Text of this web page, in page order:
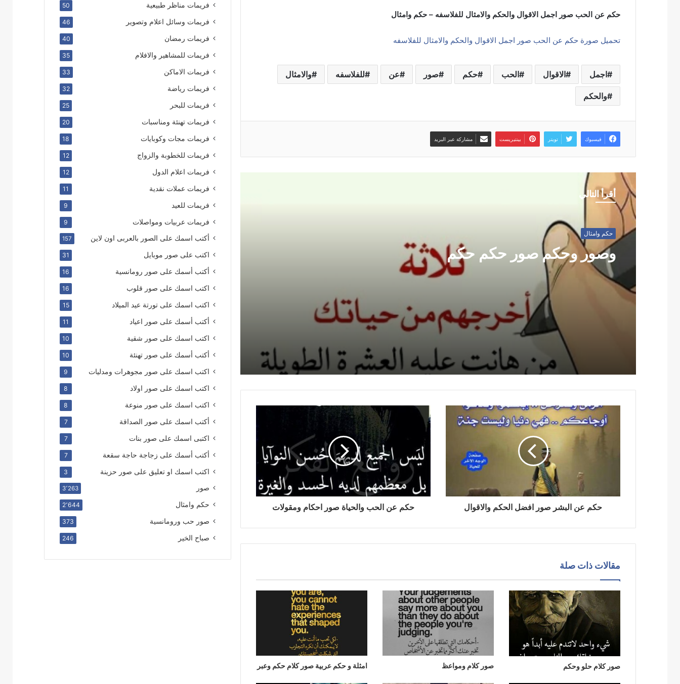
حكم عن الحب صور اجمل الاقوال والحكم والامثال للفلاسفه – حكم وامثال
تحميل صورة حكم عن الحب صور اجمل الاقوال والحكم والامثال للفلاسفه
اجمل الاقوال الحب حكم صور عن للفلاسفه والامثال
والحكم
فيسبوك تويتر بينتيريست مشاركة عبر البريد
أقرأ التالي
حكم وامثال
وصور وحكم صور حكم حكم
موقع حكم وامثال وكلام جميل صور حكم
وامتال
حكم عن البشر صور افضل الحكم والاقوال حكم عن الحب والحياة صور احكام ومقولات
مقالات ذات صلة
صور كلام حلو وحكم صور كلام ومواعظ امثلة و حكم عربية صور كلام حكم وعبر
فريمات مناظر طبيعية 50
فريمات وسائل اعلام وتصوير 46
فريمات رمضان 40
فريمات للمشاهير والافلام 35
فريمات الاماكن 33
فريمات رياضة 32
فريمات للبحر 25
فريمات تهنئة ومناسبات 20
فريمات مجات وكوبايات 18
فريمات للخطوبة والزواج 12
فريمات اعلام الدول 12
فريمات عملات نقدية 11
فريمات للعيد 9
فريمات عربيات ومواصلات 9
أكتب اسمك على الصور بالعربى اون لاين 157
اكتب على صور موبايل 31
أكتب أسمك على صور رومانسية 16
اكتب اسمك على صور قلوب 16
اكتب اسمك على تورتة عيد الميلاد 15
أكتب أسمك على صور اعياد 11
اكتب اسمك على صور شقية 10
أكتب أسمك على صور تهنئة 10
اكتب اسمك على صور مجوهرات ومدليات 9
اكتب اسمك على صور اولاد 8
اكتب اسمك على صور منوعة 8
أكتب اسمك على صور الصداقة 7
اكتبى اسمك على صور بنات 7
أكتب أسمك على زجاجة حاجة سقعة 7
اكتب اسمك او تعليق على صور حزينة 3
صور 3٬263
حكم وامثال 2٬644
صور حب ورومانسية 373
صباح الخير 246